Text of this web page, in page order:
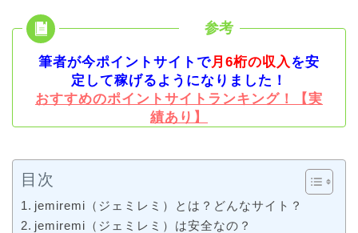
筆者が今ポイントサイトで月6桁の収入 を安
定して稼げるようになりました！
おすすめのポイントサイトランキング！【実
績あり】
目次
jemiremi（ジェミレミ）とは？どんなサイト？
jemiremi（ジェミレミ）は安全なの？